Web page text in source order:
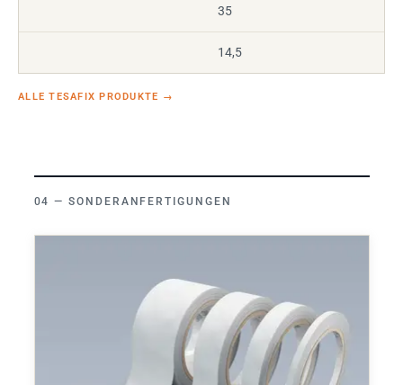
35
14,5
ALLE TESAFIX PRODUKTE →
SONDERANFERTIGUNGEN